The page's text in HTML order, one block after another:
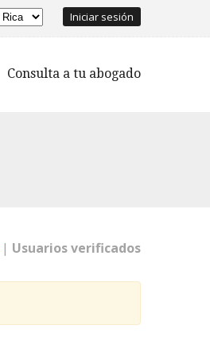
Iniciar sesión
Consulta a tu abogado
| Usuarios verificados